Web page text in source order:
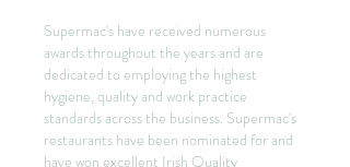
Supermac's have received numerous
awards throughout the years and are
dedicated to employing the highest
hygiene, quality and work practice
standards across the business. Supermac's
restaurants have been nominated for and
have won excellent Irish Quality